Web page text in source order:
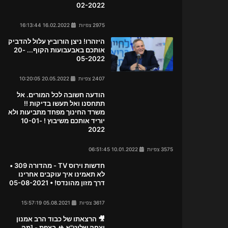
02-2022
2975 צפיות
היזהרו! ניצן הורוביץ עלול להדביק
אותכם באבעבועות הקוף... 20-
05-2022
2407 צפיות
הודעה חשובה לכל המורים. אל
תתחסנו ואל תעשו בדיקות !!
משרד החינוך מפחד מתביעות ולא
יוריד אותכם משיבוץ ! 10-01-
2022
3575 צפיות
חדשות וירוס TV - מהדורה 309 •
לא תאמינו איך עוקבים אחרינו
דרך מזון מהונדס! • 05-08-2021
3617 צפיות
🎥 הרצאתו של כבוד הרב אמנון